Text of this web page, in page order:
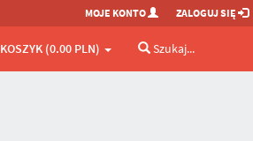
MOJE KONTO ZALOGUJ SIĘ
KOSZYK (0.00 PLN) Szukaj...